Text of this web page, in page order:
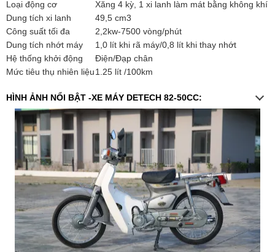
Loại động cơ
Xăng 4 kỳ, 1 xi lanh làm mát bằng không khí
Dung tích xi lanh
49,5 cm3
Công suất tối đa
2,2kw-7500 vòng/phút
Dung tích nhớt máy
1,0 lít khi rã máy/0,8 lít khi thay nhớt
Hệ thống khởi động
Điện/Đạp chân
Mức tiêu thụ nhiên liệu1.25 lít /100km
HÌNH ẢNH NỔI BẬT -XE MÁY DETECH 82-50CC: